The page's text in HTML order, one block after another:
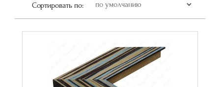
Сортировать по: